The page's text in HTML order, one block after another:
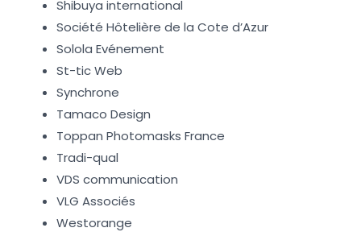
Shibuya international
Société Hôtelière de la Cote d’Azur
Solola Evénement
St-tic Web
Synchrone
Tamaco Design
Toppan Photomasks France
Tradi-qual
VDS communication
VLG Associés
Westorange